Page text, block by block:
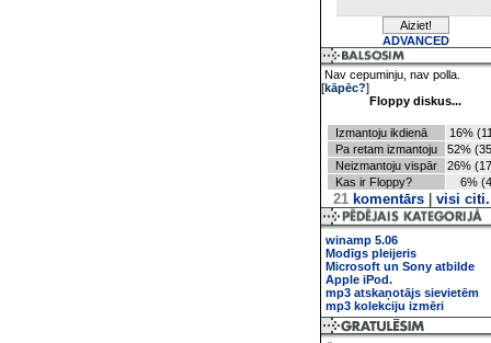
ADVANCED
Nav cepuminju, nav polla.
[kāpēc?]
Floppy diskus...
Izmantoju ikdienā
16%
Pa retam izmantoju
52%
Neizmantoju vispār
26%
Kas ir Floppy?
6%
21komentārs| visi
winamp 5.06
Modīgs pleijeris
Microsoft un Sony atbilde
Apple iPod.
mp3 atskaņotājs sievietēm
mp3 kolekciju izmēri